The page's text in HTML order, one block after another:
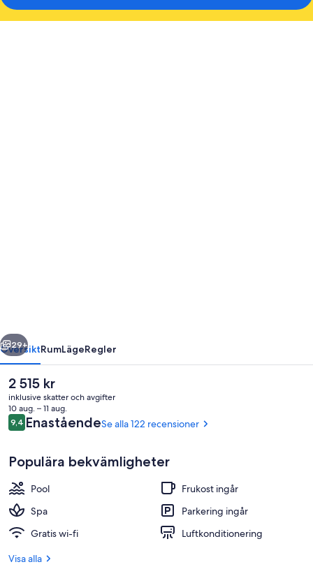
Deluxe King Studio | Italienska
Nästa
29+
ÖversiktRumLägeRegler
Det
nuvarande
priset
är
2 515 kr
2 515 kr
inklusive skatter och avgifter
10 aug. – 11 aug.
Recensioner
9,49,4 av 10,
EnaståendeSe alla 122 recensioner
Populära bekvämligheter
Pool
Frukost ingår
Spa
Parkering ingår
Gratis wi-fi
Luftkonditionering
Visa alla